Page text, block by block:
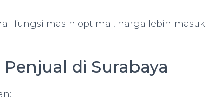
fungsi masih optimal, harga lebih masuk
di Surabaya